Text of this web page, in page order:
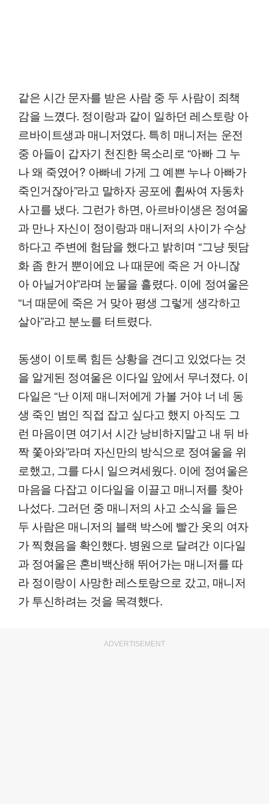
같은 시간 문자를 받은 사람 중 두 사람이 죄책
감을 느꼈다. 정이랑과 같이 일하던 레스토랑 아
르바이트생과 매니저였다. 특히 매니저는 운전
중 아들이 갑자기 천진한 목소리로 “아빠 그 누
나 왜 죽였어? 아빠네 가게 그 예쁜 누나 아빠가
죽인거잖아”라고 말하자 공포에 휩싸여 자동차
사고를 냈다. 그런가 하면, 아르바이생은 정여울
과 만나 자신이 정이랑과 매니저의 사이가 수상
하다고 주변에 험담을 했다고 밝히며 “그냥 뒷담
화 좀 한거 뿐이에요 나 때문에 죽은 거 아니잖
아 아닐거야”라며 눈물을 흘렸다. 이에 정여울은
“너 때문에 죽은 거 맞아 평생 그렇게 생각하고
살아”라고 분노를 터트렸다.
동생이 이토록 힘든 상황을 견디고 있었다는 것
을 알게된 정여울은 이다일 앞에서 무너졌다. 이
다일은 “난 이제 매니저에게 가볼 거야 너 네 동
생 죽인 범인 직접 잡고 싶다고 했지 아직도 그
런 마음이면 여기서 시간 낭비하지말고 내 뒤 바
짝 쫓아와”라며 자신만의 방식으로 정여울을 위
로했고, 그를 다시 일으켜세웠다. 이에 정여울은
마음을 다잡고 이다일을 이끌고 매니저를 찾아
나섰다. 그러던 중 매니저의 사고 소식을 들은
두 사람은 매니저의 블랙 박스에 빨간 옷의 여자
가 찍혔음을 확인했다. 병원으로 달려간 이다일
과 정여울은 혼비백산해 뛰어가는 매니저를 따
라 정이랑이 사망한 레스토랑으로 갔고, 매니저
가 투신하려는 것을 목격했다.
ADVERTISEMENT